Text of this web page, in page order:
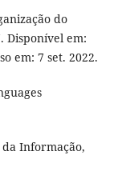
do
Disponível em:
em: 7 set. 2022.
da Informação,